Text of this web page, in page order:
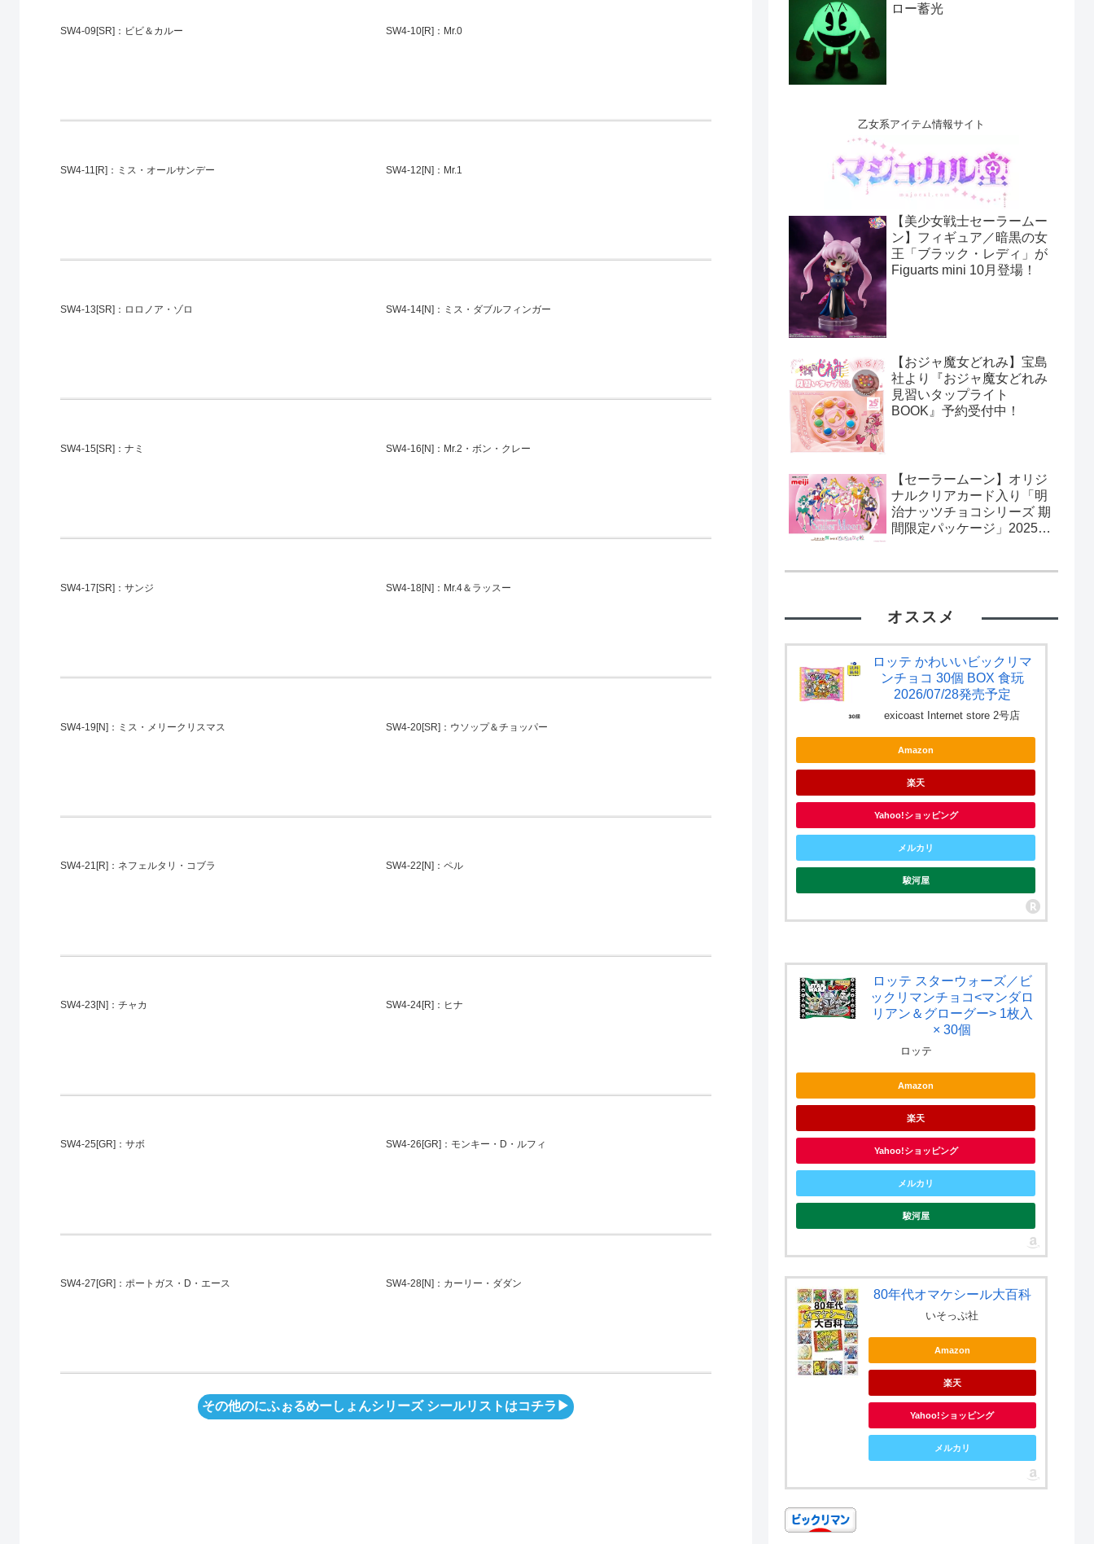
SW4-09[SR]：ビビ＆カルー SW4-10[R]：Mr.0
SW4-11[R]：ミス・オールサンデー SW4-12[N]：Mr.1
SW4-13[SR]：ロロノア・ゾロ SW4-14[N]：ミス・ダブルフィンガー
SW4-15[SR]：ナミ SW4-16[N]：Mr.2・ボン・クレー
SW4-17[SR]：サンジ SW4-18[N]：Mr.4＆ラッスー
SW4-19[N]：ミス・メリークリスマス SW4-20[SR]：ウソップ＆チョッパー
SW4-21[R]：ネフェルタリ・コブラ SW4-22[N]：ペル
SW4-23[N]：チャカ SW4-24[R]：ヒナ
SW4-25[GR]：サボ SW4-26[GR]：モンキー・D・ルフィ
SW4-27[GR]：ポートガス・D・エース SW4-28[N]：カーリー・ダダン
その他のにふぉるめーしょんシリーズ シールリストはコチラ▶︎
ロー蓄光
乙女系アイテム情報サイト
【美少女戦士セーラームー
ン】フィギュア／暗黒の女
王「ブラック・レディ」が
Figuarts mini 10月登場！
【おジャ魔女どれみ】宝島
社より『おジャ魔女どれみ
見習いタップライト
BOOK』予約受付中！
【セーラームーン】オリジ
ナルクリアカード入り「明
治ナッツチョコシリーズ 期
間限定パッケージ」2025年
オススメ
ロッテ かわいいビックリマ
ンチョコ 30個 BOX 食玩
2026/07/28発売予定
exicoast Internet store 2号店
Amazon
楽天
Yahoo!ショッピング
メルカリ
駿河屋
ロッテ スターウォーズ／ビ
ックリマンチョコ<マンダロ
リアン＆グローグー> 1枚入
× 30個
ロッテ
Amazon
楽天
Yahoo!ショッピング
メルカリ
駿河屋
80年代オマケシール大百科
いそっぷ社
Amazon
楽天
Yahoo!ショッピング
メルカリ